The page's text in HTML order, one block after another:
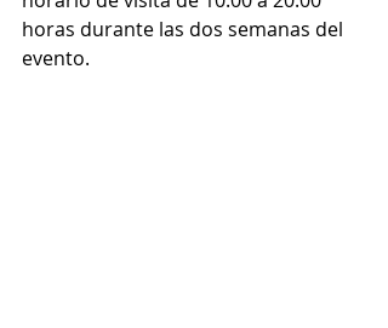
horas durante las dos semanas del
evento.